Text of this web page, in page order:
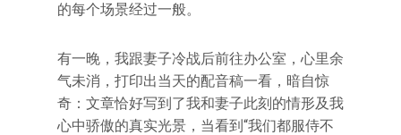
的每个场景经过一般。
有一晚，我跟妻子冷战后前往办公室，心里余
气未消，打印出当天的配音稿一看，暗自惊
奇：文章恰好写到了我和妻子此刻的情形及我
心中骄傲的真实光景，当看到“我们都服侍不